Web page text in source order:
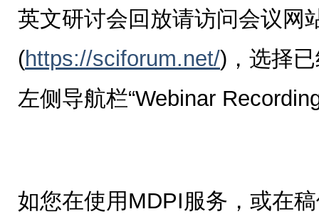
英文研讨会回放请访问会议网
(https://sciforum.net/)，选择
左侧导航栏“Webinar
如您在使用MDPI服务，或在